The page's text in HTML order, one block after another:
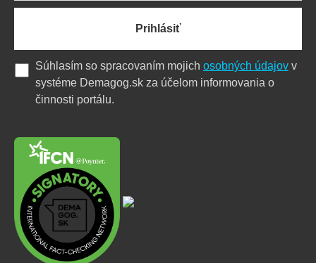
Prihlásiť
Súhlasím so spracovaním mojich osobných údajov v
systéme Demagog.sk za účelom informovania o
činnosti portálu.